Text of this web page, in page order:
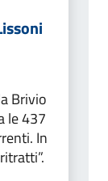
Brivio
le 437
In